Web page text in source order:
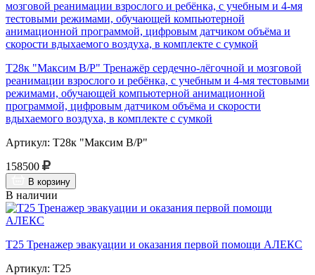
Т28к "Максим В/Р" Тренажёр сердечно-лёгочной и мозговой
реанимации взрослого и ребёнка, с учебным и 4-мя тестовыми
режимами, обучающей компьютерной анимационной
программой, цифровым датчиком объёма и скорости
вдыхаемого воздуха, в комплекте с сумкой
Артикул: Т28к "Максим В/Р"
158500
В корзину
В наличии
Т25 Тренажер эвакуации и оказания первой помощи АЛЕКС
Артикул: Т25